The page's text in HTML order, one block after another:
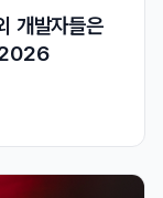
개발자들은